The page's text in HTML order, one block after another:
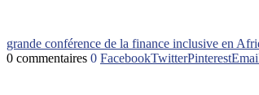
grande conférence de la finance inclusive en
0 commentaires 0 FacebookTwitterPinterest